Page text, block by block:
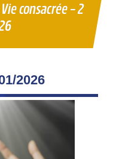
consacrée – 2
2026